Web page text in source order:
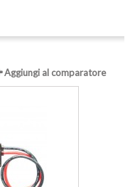
Aggiungi al comparatore